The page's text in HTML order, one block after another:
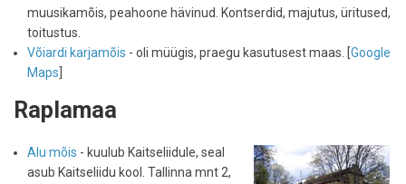
muusikamõis, peahoone hävinud. Kontserdid, majutus, üritused,
toitustus.
Võiardi karjamõis - oli müügis, praegu kasutusest maas. [Google
Maps
Raplamaa
Alu mõis - kuulub Kaitseliidule, seal
asub Kaitseliidu kool. Tallinna mnt 2,